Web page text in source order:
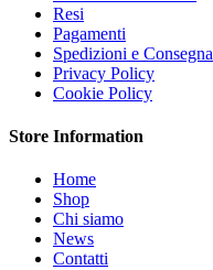
Resi
Pagamenti
Spedizioni e Consegna
Privacy Policy
Cookie Policy
Store Information
Home
Shop
Chi siamo
News
Contatti